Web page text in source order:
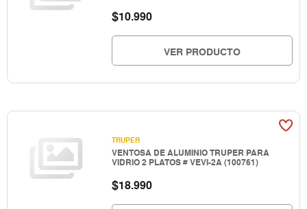
$10.990
VER PRODUCTO
TRUPER
VENTOSA DE ALUMINIO TRUPER PARA
VIDRIO 2 PLATOS # VEVI-2A (100761)
$18.990